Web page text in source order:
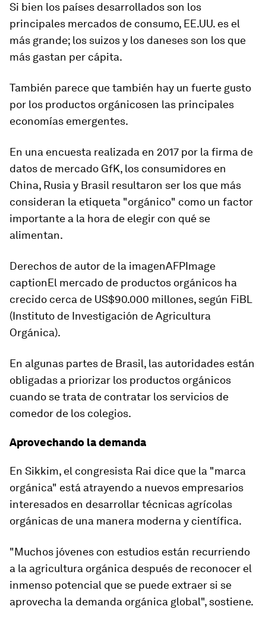
Si bien los países desarrollados son los
principales mercados de consumo, EE.UU. es el
más grande; los suizos y los daneses son los que
más gastan per cápita.
También parece que también hay un fuerte gusto
por los productos orgánicosen las principales
economías emergentes.
En una encuesta realizada en 2017 por la firma de
datos de mercado GfK, los consumidores en
China, Rusia y Brasil resultaron ser los que más
consideran la etiqueta "orgánico" como un factor
importante a la hora de elegir con qué se
alimentan.
Derechos de autor de la imagenAFPImage
captionEl mercado de productos orgánicos ha
crecido cerca de US$90.000 millones, según FiBL
(Instituto de Investigación de Agricultura
Orgánica).
En algunas partes de Brasil, las autoridades están
obligadas a priorizar los productos orgánicos
cuando se trata de contratar los servicios de
comedor de los colegios.
Aprovechando la demanda
En Sikkim, el congresista Rai dice que la "marca
orgánica" está atrayendo a nuevos empresarios
interesados ​​en desarrollar técnicas agrícolas
orgánicas de una manera moderna y científica.
"Muchos jóvenes con estudios están recurriendo
a la agricultura orgánica después de reconocer el
inmenso potencial que se puede extraer si se
aprovecha la demanda orgánica global", sostiene.